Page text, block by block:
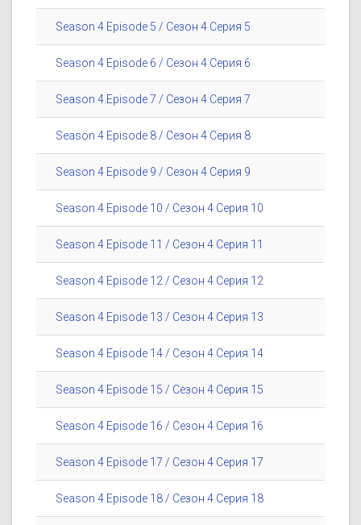
Season 4 Episode 5 / Сезон 4 Серия 5
Season 4 Episode 6 / Сезон 4 Серия 6
Season 4 Episode 7 / Сезон 4 Серия 7
Season 4 Episode 8 / Сезон 4 Серия 8
Season 4 Episode 9 / Сезон 4 Серия 9
Season 4 Episode 10 / Сезон 4 Серия 10
Season 4 Episode 11 / Сезон 4 Серия 11
Season 4 Episode 12 / Сезон 4 Серия 12
Season 4 Episode 13 / Сезон 4 Серия 13
Season 4 Episode 14 / Сезон 4 Серия 14
Season 4 Episode 15 / Сезон 4 Серия 15
Season 4 Episode 16 / Сезон 4 Серия 16
Season 4 Episode 17 / Сезон 4 Серия 17
Season 4 Episode 18 / Сезон 4 Серия 18